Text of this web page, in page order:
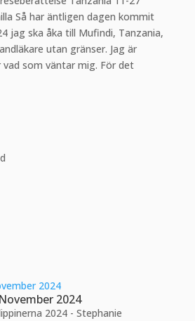
Så har äntligen dagen kommit
jag ska åka till Mufindi, Tanzania,
utan gränser. Jag är
som väntar mig. För det
2024
2024
2024 - Stephanie